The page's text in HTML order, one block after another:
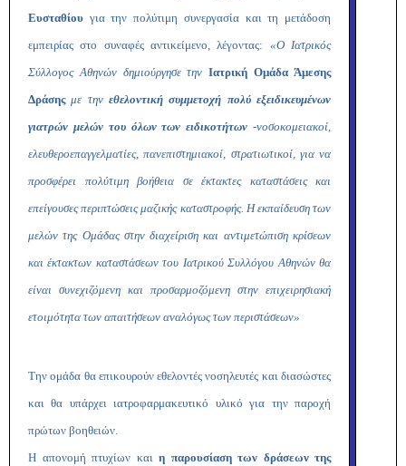
Ευσταθίου για την πολύτιμη συνεργασία και τη μετάδοση
εμπειρίας στο συναφές αντικείμενο, λέγοντας: «Ο Ιατρικός
Σύλλογος Αθηνών δημιούργησε τηνΙατρική Ομάδα Άμεσης
Δράσηςμε τηνεθελοντική συμμετοχή πολύ εξειδικευμένων
γιατρών μελών του όλων των ειδικοτήτων -νοσοκομειακοί,
ελευθεροεπαγγελματίες, πανεπιστημιακοί, στρατιωτικοί, για να
προσφέρει πολύτιμη βοήθεια σε έκτακτες καταστάσεις και
επείγουσες περιπτώσεις μαζικής καταστροφής. Η εκπαίδευση των
μελών της Ομάδας στην διαχείριση και αντιμετώπιση κρίσεων
και έκτακτων καταστάσεων του Ιατρικού Συλλόγου Αθηνών θα
είναι συνεχιζόμενη και προσαρμοζόμενη στην επιχειρησιακή
ετοιμότητα των απαιτήσεων αναλόγως των περιστάσεων»
Την ομάδα θα επικουρούν εθελοντές νοσηλευτές και διασώστες
και θα υπάρχει ιατροφαρμακευτικό υλικό για την παροχή
πρώτων βοηθειών.
Η απονομή πτυχίων και η παρουσίαση των δράσεων της